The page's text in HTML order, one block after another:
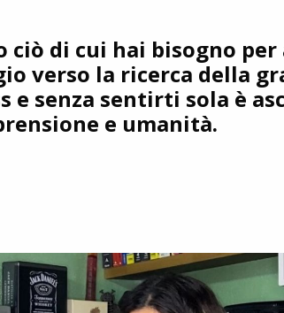
ciò di cui hai bisogno
verso la ricerca della
e senza sentirti sola è
e umanità.